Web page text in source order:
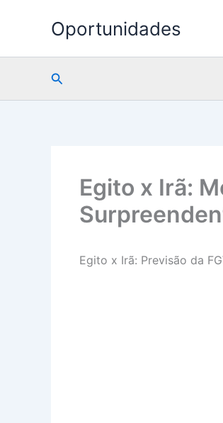
Oportunidades
Pesquisar
Egito x Irã:
Egito x Irã: Previsão da